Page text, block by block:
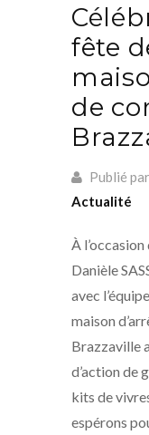
fête
de
Publié
Actualité
À
Danièle
avec
maison
Brazzaville
d’action de
kits de
espérons